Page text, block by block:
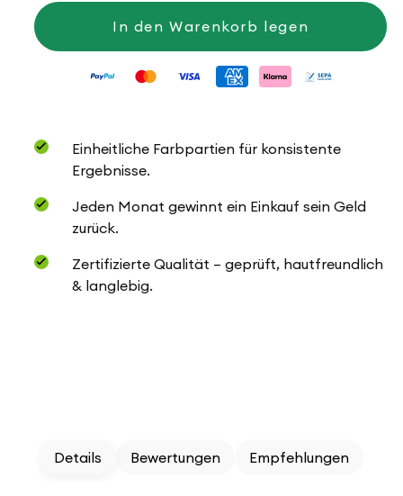
für
Nelly
Anleitung
Nilpferd
Nelly
In den Warenkorb legen
Einheitliche Farbpartien für konsistente
Ergebnisse.
Jeden Monat gewinnt ein Einkauf sein Geld
zurück.
Zertifizierte Qualität – geprüft, hautfreundlich
& langlebig.
Details Bewertungen Empfehlungen